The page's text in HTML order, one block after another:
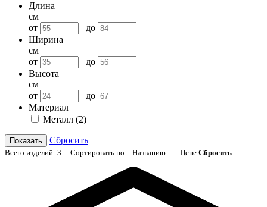
Длина
см
от
до
Ширина
см
от
до
Высота
см
от
до
Материал
Металл (2)
Показать Сбросить
Всего изделий: 3 Сортировать по: Названию Цене Сбросить